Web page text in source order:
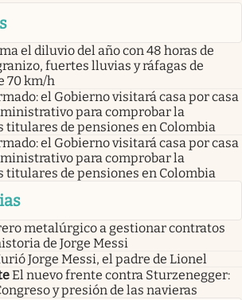
el diluvio del año con 48 horas de
fuertes lluvias y ráfagas de
70 km/h
el Gobierno visitará casa por casa
para comprobar la
titulares de pensiones en Colombia
el Gobierno visitará casa por casa
para comprobar la
titulares de pensiones en Colombia
metalúrgico a gestionar contratos
de Jorge Messi
Jorge Messi, el padre de Lionel
El nuevo frente contra Sturzenegger:
y presión de las navieras